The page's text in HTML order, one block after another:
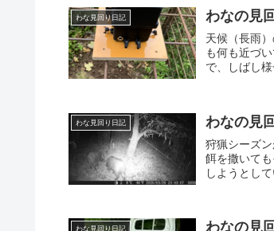
わな見回り日記 わなの見
天候（長雨
も何も近づ
で、しばし
わな見回り日記 わなの見
狩猟シーズ
餌を撒いて
しようとし
わな見回り日記 わなの見